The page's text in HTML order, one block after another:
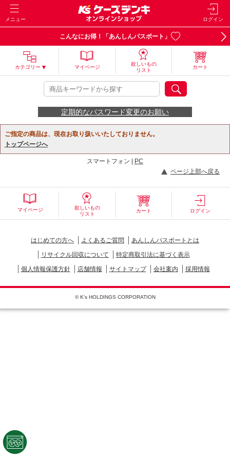
メニュー ログイン
こんなにお得！「あんしんパスポート」
カテゴリー マイページ
欲しいもの
リスト
カート
定期的なパスワード変更のお願い
ご指定の商品は、現在お取り扱いいたしておりません。
トップページへ
スマートフォン |
PC
ページ上部へ戻る
マイページ
欲しいもの
リスト
カート ログイン
はじめての方へ よくあるご質問
あんしんパスポートとは
リサイクル回収について
特定商取引法に基づく表示
個人情報保護方針
店舗情報 サイトマップ 会社案内 採用情報
© K's HOLDINGS CORPORATION